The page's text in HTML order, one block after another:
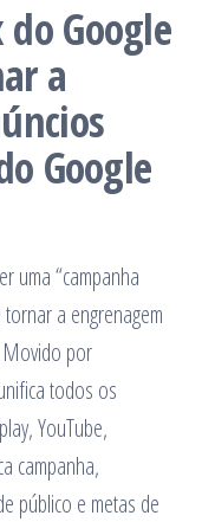
Google
a
Google
uma “campanha
a engrenagem
Movido por
todos os
YouTube,
campanha,
público e metas de